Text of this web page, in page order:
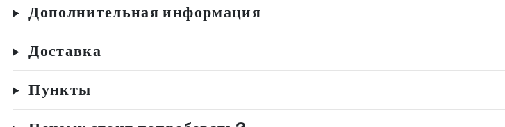
Дополнительная информация
Доставка
Пункты